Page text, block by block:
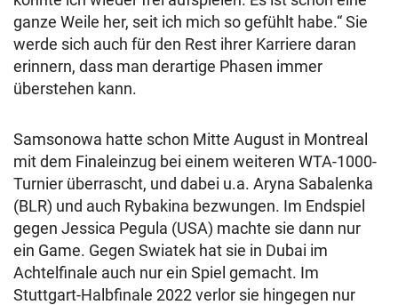
ganze Weile her, seit ich mich so gefühlt habe.“ Sie
werde sich auch für den Rest ihrer Karriere daran
erinnern, dass man derartige Phasen immer
überstehen kann.
Samsonowa hatte schon Mitte August in Montreal
mit dem Finaleinzug bei einem weiteren WTA-1000-
Turnier überrascht, und dabei u.a. Aryna Sabalenka
(BLR) und auch Rybakina bezwungen. Im Endspiel
gegen Jessica Pegula (USA) machte sie dann nur
ein Game. Gegen Swiatek hat sie in Dubai im
Achtelfinale auch nur ein Spiel gemacht. Im
Stuttgart-Halbfinale 2022 verlor sie hingegen nur